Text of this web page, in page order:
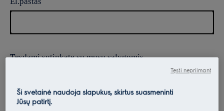
Tęsdami sutinkate su mūsų sąlygomis.
asmens duomenis, peržiūrėkite mūsų duomenų apsaugos
deklaraciją.
Ši svetainė naudoja slapukus, skirtus suasmeninti
Jūsų patirtį.
Tęsti nepriimant